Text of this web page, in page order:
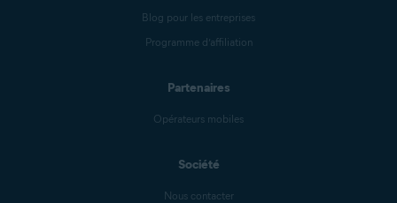
Blog pour les entreprises
Programme d’affiliation
Partenaires
Opérateurs mobiles
Société
Nous contacter